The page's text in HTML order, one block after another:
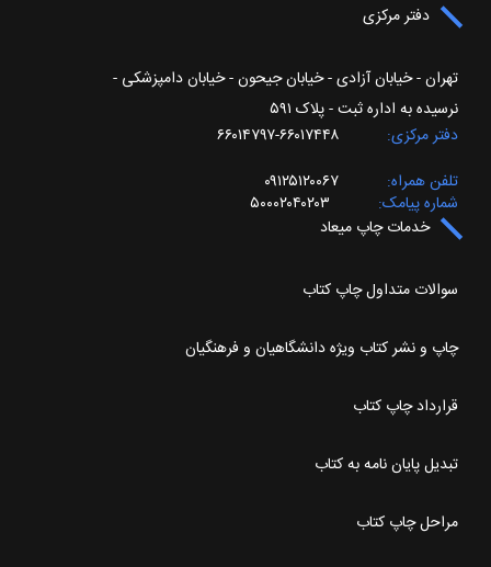
دفتر مرکزی
تهران - خیابان آزادی - خیابان جیحون - خیابان دامپزشکی -
نرسیده به اداره ثبت - پلاک ۵۹۱
دفتر مرکزی
۶۶۰۱۷۴۴۸-۶۶۰۱۴۷۹۷
تلفن همراه
۰۹۱۲۵۱۲۰۰۶۷
شماره پیامک
۵۰۰۰۲۰۴۰۲۰۳
خدمات چاپ میعاد
سوالات متداول چاپ کتاب
چاپ و نشر کتاب ویژه دانشگاهیان و فرهنگیان
قرارداد چاپ کتاب
تبدیل پایان نامه به کتاب
مراحل چاپ کتاب